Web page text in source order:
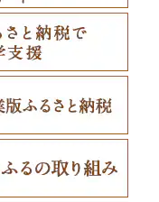
町
市
町
町
市
（県庁）
市
市
町
町
宮市
町
里町
市
里市
区
町
市
（県庁）
市
国市
（県庁）
（県庁）
（府庁）
町
村
市
市
（府庁）
じ市
町
町
市
町
田市
市
内村
市
（県庁）
央市
町
市
町
り町
町
（県庁）
（県庁）
町
村
内市
村
村
村